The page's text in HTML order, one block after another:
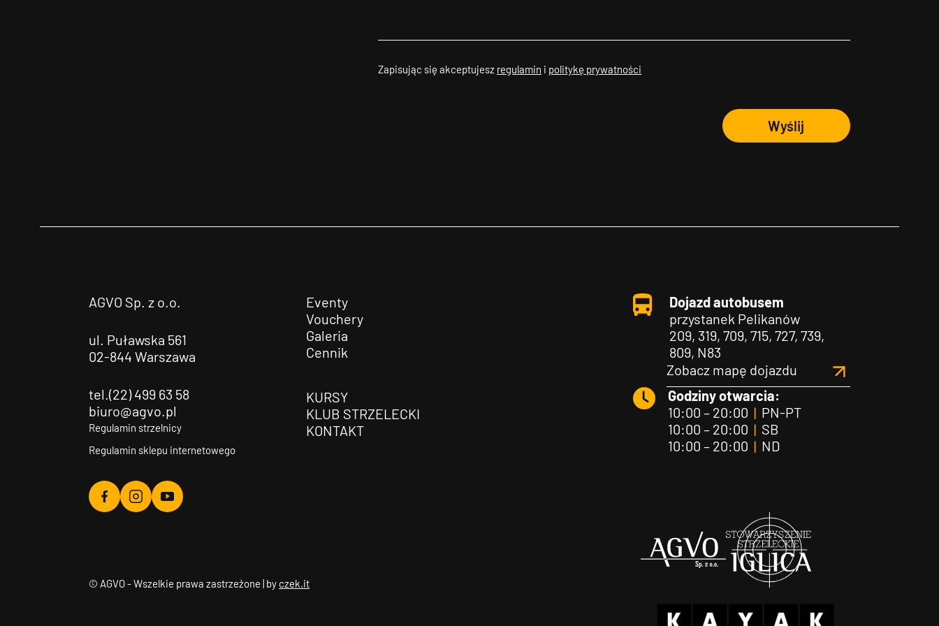
Zapisując się akceptujesz regulamin i politykę prywatności
Wyślij
AGVO Sp. z o.o.
ul. Puławska 561
02-844 Warszawa
tel.(22) 499 63 58
biuro@agvo.pl
Regulamin strzelnicy
Regulamin sklepu internetowego
Agvo
Agvo
Agvo
Eventy
Vouchery
Galeria
Cennik
KURSY
KLUB STRZELECKI
KONTAKT
Dojazd autobusem
przystanek Pelikanów
209, 319, 709, 715, 727, 739,
809, N83
Zobacz mapę dojazdu
Godziny otwarcia:
10:00 – 20:00 |PN-PT
10:00 – 20:00 |SB
10:00 – 20:00 |ND
© AGVO - Wszelkie prawa zastrzeżone | by czek.it
Agvo Iglica